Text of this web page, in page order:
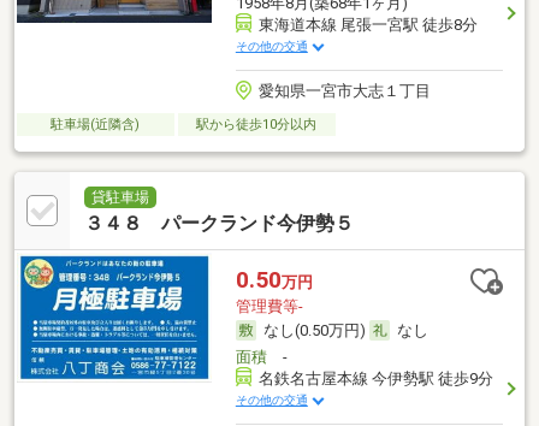
東海道本線 尾張一宮駅 徒歩8分
その他の交通
愛知県一宮市大志１丁目
駐車場(近隣含) 駅から徒歩10分以内
貸駐車場
３４８ パークランド今伊勢５
0.50万円
管理費等-
なし(0.50万円)
なし
面積-
名鉄名古屋本線 今伊勢駅 徒歩9分
その他の交通